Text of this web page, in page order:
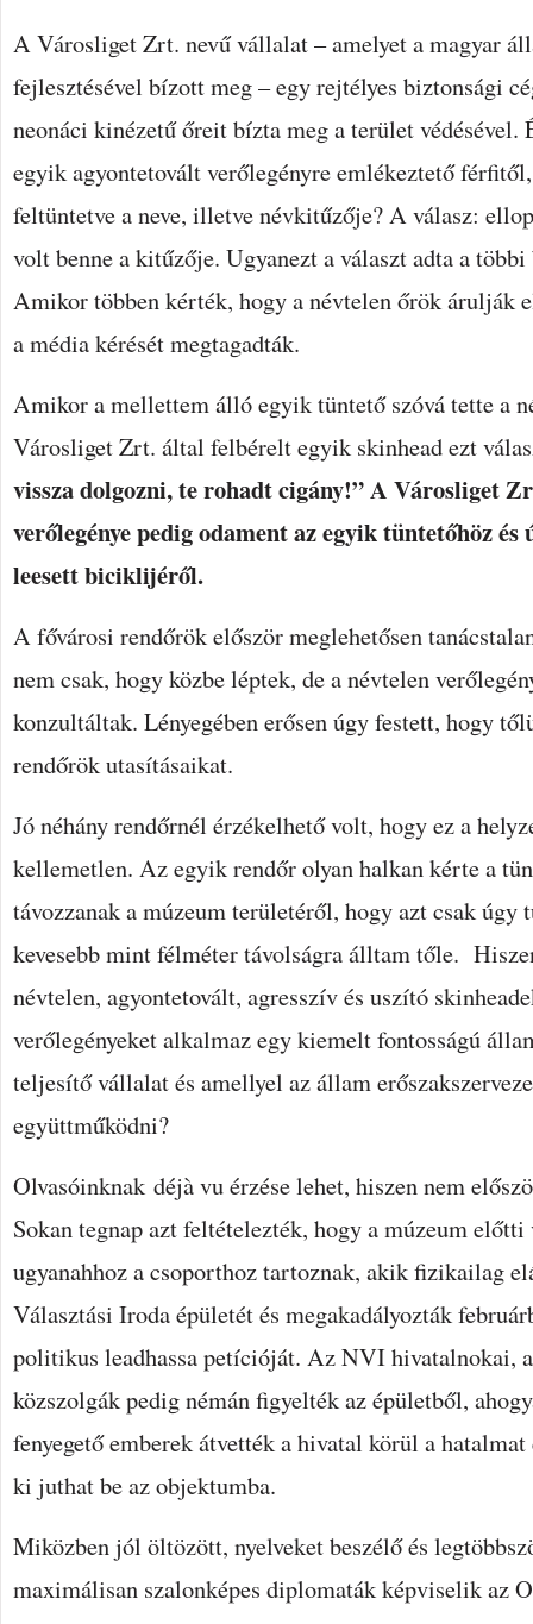
A Városliget Zrt. nevű vállalat – amelyet a magyar
fejlesztésével bízott meg – egy rejtélyes biztonsági
neonáci kinézetű őreit bízta meg a terület védésével.
egyik agyontetovált verőlegényre emlékeztető
feltüntetve a neve, illetve névkitűzője? A válasz:
volt benne a kitűzője. Ugyanezt a választ adta a
Amikor többen kérték, hogy a névtelen őrök árulják
a média kérését megtagadták.
Amikor a mellettem álló egyik tüntető szóvá tette a
Városliget Zrt. által felbérelt egyik skinhead ezt
vissza dolgozni, te rohadt cigány!”A Városliget
verőlegénye pedig odament az egyik tüntetőhöz és
leesett biciklijéről.
A fővárosi rendőrök először meglehetősen
nem csak, hogy közbe léptek, de a névtelen
konzultáltak. Lényegében erősen úgy festett, hogy
rendőrök utasításaikat.
Jó néhány rendőrnél érzékelhető volt, hogy ez a
kellemetlen. Az egyik rendőr olyan halkan kérte a
távozzanak a múzeum területéről, hogy azt csak úgy
kevesebb mint félméter távolságra álltam tőle.
névtelen, agyontetovált, agresszív és uszító
verőlegényeket alkalmaz egy kiemelt fontosságú
teljesítő vállalat és amellyel az állam
együttműködni?
Olvasóinknak déjà vu érzése lehet, hiszen nem
Sokan tegnap azt feltételezték, hogy a múzeum előtti
ugyanahhoz a csoporthoz tartoznak, akik fizikailag
Választási Iroda épületét és megakadályozták
politikus leadhassa petícióját. Az NVI hivatalnokai,
közszolgák pedig némán figyelték az épületből,
fenyegető emberek átvették a hivatal körül a
ki juthat be az objektumba.
Miközben jól öltözött, nyelveket beszélő és
maximálisan szalonképes diplomaták képviselik az